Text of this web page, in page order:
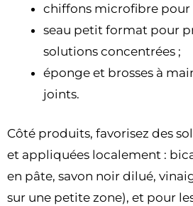
chiffons microfibre pour
seau petit format pour
solutions concentrées ;
éponge et brosses à
joints.
Côté produits, favorisez des
et appliquées localement :
en pâte, savon noir dilué,
sur une petite zone), et pour